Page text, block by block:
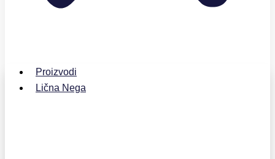
Proizvodi
Lična Nega